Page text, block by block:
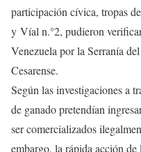
participación cívica, tropas
y Víal n.°2, pudieron
Venezuela por la Serranía
Cesarense.
Según las investigaciones a
de ganado pretendían
ser comercializados
embargo, la rápida acción